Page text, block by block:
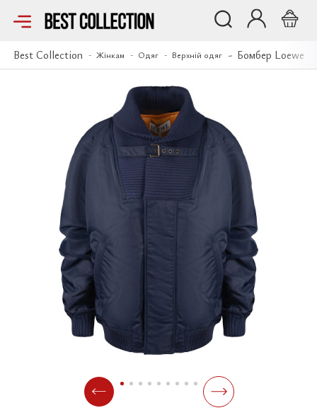
Best Collection Жінкам Одяг Верхній одяг Бомбер Loewe
Бомбер Loewe